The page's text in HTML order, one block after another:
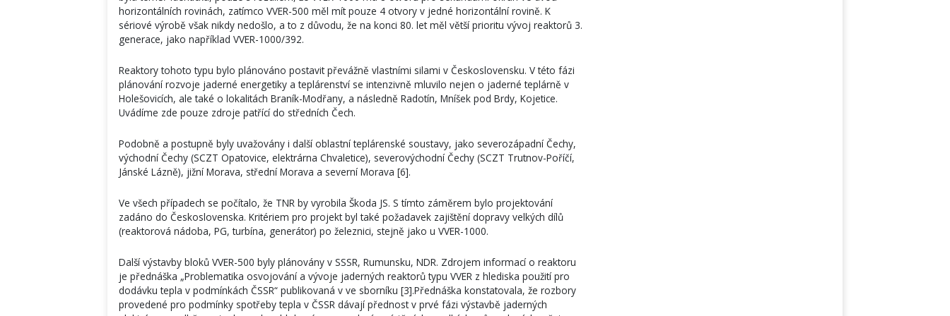
horizontálních rovinách, zatímco VVER-500 měl mít pouze 4 otvory v jedné horizontální rovině. K
sériové výrobě však nikdy nedošlo, a to z důvodu, že na konci 80. let měl větší prioritu vývoj reaktorů 3.
generace, jako například VVER-1000/392.
Reaktory tohoto typu bylo plánováno postavit převážně vlastními silami v Československu. V této fázi
plánování rozvoje jaderné energetiky a teplárenství se intenzivně mluvilo nejen o jaderné teplárně v
Holešovicích, ale také o lokalitách Braník-Modřany, a následně Radotín, Mníšek pod Brdy, Kojetice.
Uvádíme zde pouze zdroje patřící do středních Čech.
Podobně a postupně byly uvažovány i další oblastní teplárenské soustavy, jako severozápadní Čechy,
východní Čechy (SCZT Opatovice, elektrárna Chvaletice), severovýchodní Čechy (SCZT Trutnov-Poříčí,
Jánské Lázně), jižní Morava, střední Morava a severní Morava [6].
Ve všech případech se počítalo, že TNR by vyrobila Škoda JS. S tímto záměrem bylo projektování
zadáno do Československa. Kritériem pro projekt byl také požadavek zajištění dopravy velkých dílů
(reaktorová nádoba, PG, turbína, generátor) po železnici, stejně jako u VVER-1000.
Další výstavby bloků VVER-500 byly plánovány v SSSR, Rumunsku, NDR. Zdrojem informací o reaktoru
je přednáška „Problematika osvojování a vývoje jaderných reaktorů typu VVER z hlediska použití pro
dodávku tepla v podmínkách ČSSR“ publikovaná v ve sborníku [3].Přednáška konstatovala, že rozbory
provedené pro podmínky spotřeby tepla v ČSSR dávají přednost v prvé fázi výstavbě jaderných